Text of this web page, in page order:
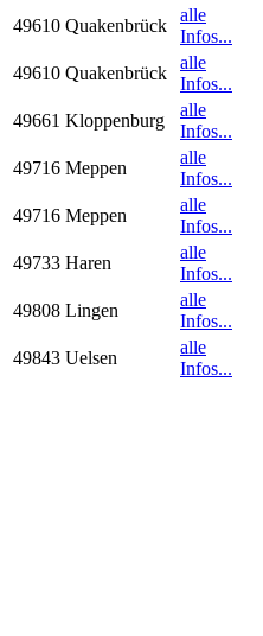
49610 Quakenbrück
alle
Infos...
49610 Quakenbrück
alle
Infos...
49661 Kloppenburg
alle
Infos...
49716 Meppen
alle
Infos...
49716 Meppen
alle
Infos...
49733 Haren
alle
Infos...
49808 Lingen
alle
Infos...
49843 Uelsen
alle
Infos...